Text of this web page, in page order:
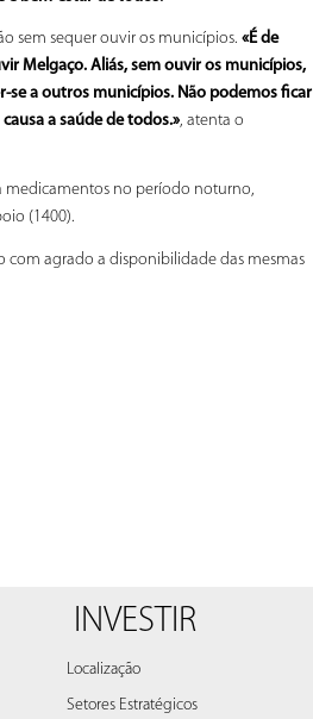
sem sequer ouvir os municípios. «É de
Melgaço. Aliás, sem ouvir os municípios,
a outros municípios. Não podemos ficar
a saúde de todos.», atenta o
medicamentos no período noturno,
(1400).
com agrado a disponibilidade das mesmas
INVESTIR
Localização
Setores Estratégicos